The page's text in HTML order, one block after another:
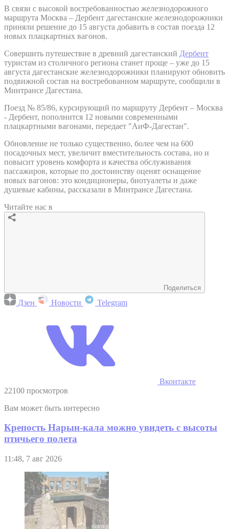
В связи с высокой востребованностью железнодорожного
маршрута Москва – Дербент дагестанские железнодорожники
приняли решение до 15 августа добавить в состав поезда 12
новых плацкартных вагонов.
Совершить путешествие в древний дагестанский Дербент
туристам из столичного региона станет проще – уже до 15
августа дагестанские железнодорожники планируют обновить
подвижной состав на востребованном маршруте, сообщили в
Минтрансе Дагестана.
Поезд № 85/86, курсирующий по маршруту Дербент – Москва
- Дербент, пополнится 12 новыми современными
плацкартными вагонами, передает "АиФ-Дагестан".
Обновление не только существенно, более чем на 600
посадочных мест, увеличит вместительность состава, но и
повысит уровень комфорта и качества обслуживания
пассажиров, которые по достоинству оценят оснащение
новых вагонов: это кондиционеры, биотуалеты и даже
душевые кабины, рассказали в Минтрансе Дагестана.
Читайте нас в
Поделиться
Дзен Новости Telegram
Вконтакте
22100 просмотров
Вам может быть интересно
Крепость Нарын-кала можно увидеть с высоты
птичьего полета
11:48, 7 авг 2026